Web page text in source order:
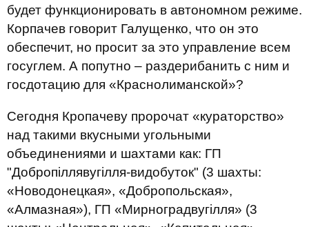
будет функционировать в автономном режиме.
Корпачев говорит Галущенко, что он это
обеспечит, но просит за это управление всем
госуглем. А попутно – раздерибанить с ним и
госдотацию для «Краснолиманской»?
Сегодня Кропачеву пророчат «кураторство»
над такими вкусными угольными
объединениями и шахтами как: ГП
"Добропіллявугілля-видобуток" (3 шахты:
«Новодонецкая», «Добропольская»,
«Алмазная»), ГП «Мирноградвугілля» (3